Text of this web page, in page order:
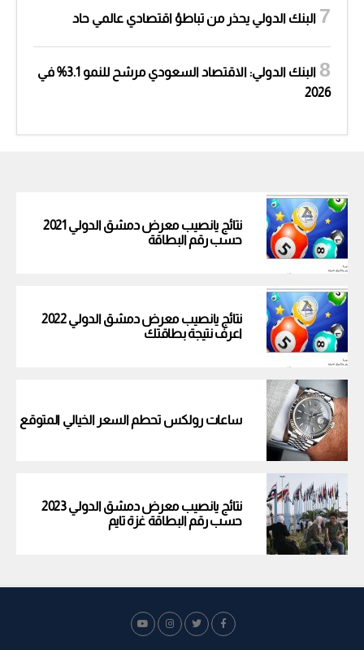
البنك الدولي يحذر من تباطؤ اقتصادي عالمي حاد
البنك الدولي: الاقتصاد السعودي مرشح للنمو 3.1% في
2026
نتائج يانصيب معرض دمشق الدولي 2021
حسب رقم البطاقة
نتائج يانصيب معرض دمشق الدولي 2022
اعرف نتيجة بطاقتك
ساعات رولكس تحطم السعر الخيالي المتوقع
نتائج يانصيب معرض دمشق الدولي 2023
حسب رقم البطاقة غزة تايم